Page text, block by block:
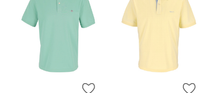
ZUR WUNSCHLISTE HINZUFÜGEN
ZUR